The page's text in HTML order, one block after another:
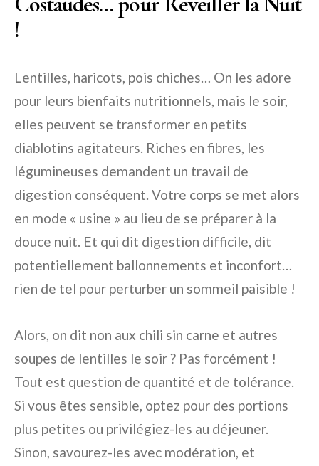
!
Lentilles, haricots, pois chiches… On les adore
pour leurs bienfaits nutritionnels, mais le soir,
elles peuvent se transformer en petits
diablotins agitateurs. Riches en fibres, les
légumineuses demandent un travail de
digestion conséquent. Votre corps se met alors
en mode « usine » au lieu de se préparer à la
douce nuit. Et qui dit digestion difficile, dit
potentiellement ballonnements et inconfort…
rien de tel pour perturber un sommeil paisible !
Alors, on dit non aux chili sin carne et autres
soupes de lentilles le soir ? Pas forcément !
Tout est question de quantité et de tolérance.
Si vous êtes sensible, optez pour des portions
plus petites ou privilégiez-les au déjeuner.
Sinon, savourez-les avec modération, et